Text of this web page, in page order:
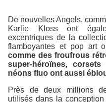
De nouvelles Angels,
Karlie Kloss ont
excentriques de la
flamboyantes et pop art
comme des froufrous
super-héroïnes,
néons fluo ont aussi
Près de deux millions
utilisés dans la